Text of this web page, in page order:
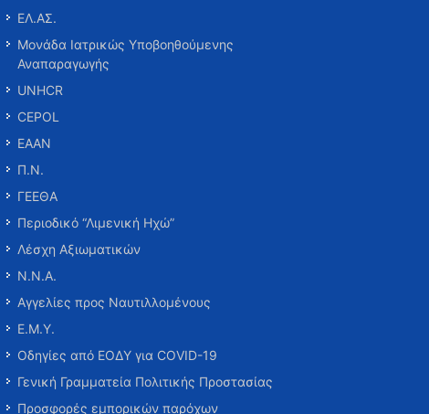
ΕΛ.ΑΣ.
Μονάδα Ιατρικώς Υποβοηθούμενης
Αναπαραγωγής
UNHCR
CEPOL
ΕΑΑΝ
Π.Ν.
ΓΕΕΘΑ
Περιοδικό “Λιμενική Ηχώ”
Λέσχη Αξιωματικών
Ν.Ν.Α.
Αγγελίες προς Ναυτιλλομένους
Ε.Μ.Υ.
Οδηγίες από ΕΟΔΥ για COVID-19
Γενική Γραμματεία Πολιτικής Προστασίας
Προσφορές εμπορικών παρόχων